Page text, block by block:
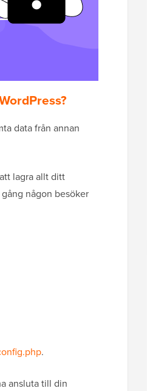
data från annan
lagra allt ditt
någon besöker
.
ansluta till din